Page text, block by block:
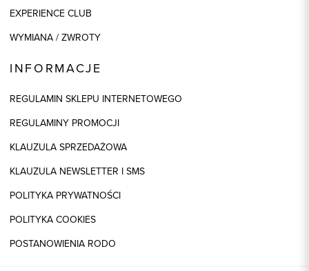
EXPERIENCE CLUB
WYMIANA / ZWROTY
INFORMACJE
REGULAMIN SKLEPU INTERNETOWEGO
REGULAMINY PROMOCJI
KLAUZULA SPRZEDAŻOWA
KLAUZULA NEWSLETTER I SMS
POLITYKA PRYWATNOŚCI
POLITYKA COOKIES
POSTANOWIENIA RODO